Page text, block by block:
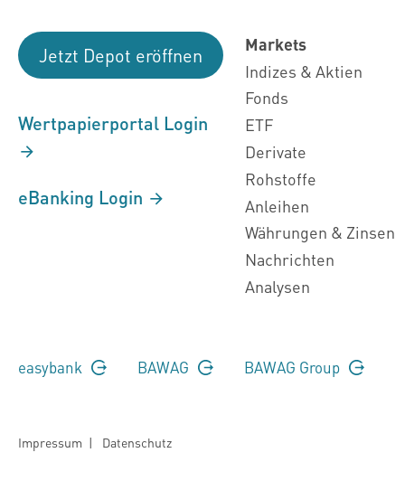
Jetzt Depot eröffnen
Wertpapierportal Login
eBanking Login
Markets
Indizes & Aktien
Fonds
ETF
Derivate
Rohstoffe
Anleihen
Währungen & Zinsen
Nachrichten
Analysen
easybank BAWAG BAWAG Group
Impressum | Datenschutz